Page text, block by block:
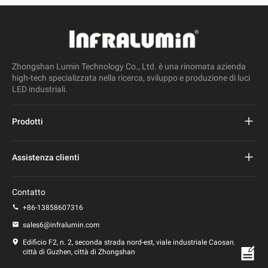
Zhongshan Lumin Technology Co., Ltd. è una rinomata azienda
high-tech specializzata nella ricerca, sviluppo e produzione di luci
LED industriali.
Prodotti
Lampione a led
Assistenza clienti
politica sulla riservatezza
Contatto
+86-13858607316
sales6@infralumin.com
Edificio F2, n. 2, seconda strada nord-est, viale industriale Caosan,
città di Guzhen, città di Zhongshan